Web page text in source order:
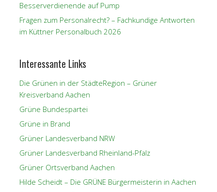
Besserverdienende auf Pump
Fragen zum Personalrecht? – Fachkundige Antworten
im Küttner Personalbuch 2026
Interessante Links
Die Grünen in der StädteRegion – Grüner
Kreisverband Aachen
Grüne Bundespartei
Grüne in Brand
Grüner Landesverband NRW
Grüner Landesverband Rheinland-Pfalz
Grüner Ortsverband Aachen
Hilde Scheidt – Die GRÜNE Bürgermeisterin in Aachen